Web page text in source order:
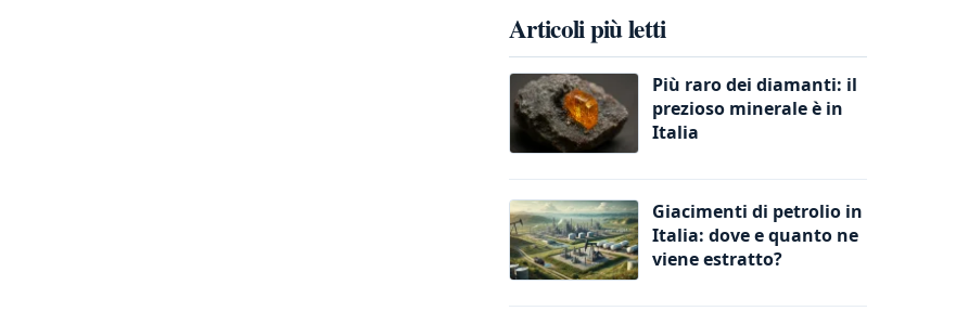
Articoli più letti
Più raro dei diamanti: il
prezioso minerale è in
Italia
Giacimenti di petrolio in
Italia: dove e quanto ne
viene estratto?